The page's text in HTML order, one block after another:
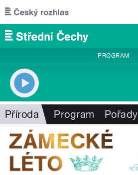
Přejít k hlavnímu obsahu
PROGRAM
Příroda Program Pořady